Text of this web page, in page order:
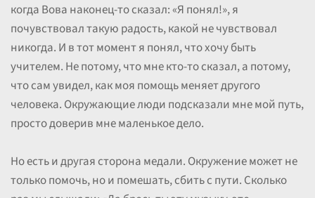
когда Вова наконец-то сказал: «Я понял!», я
почувствовал такую радость, какой не чувствовал
никогда. И в тот момент я понял, что хочу быть
учителем. Не потому, что мне кто-то сказал, а потому,
что сам увидел, как моя помощь меняет другого
человека. Окружающие люди подсказали мне мой путь,
просто доверив мне маленькое дело.
Но есть и другая сторона медали. Окружение может не
только помочь, но и помешать, сбить с пути. Сколько